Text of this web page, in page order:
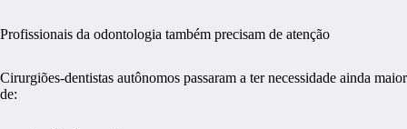
Profissionais da odontologia também precisam de atenção
Cirurgiões-dentistas autônomos passaram a ter necessidade ainda maior
de: